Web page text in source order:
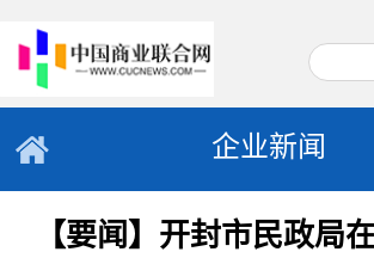
企业新闻
【要闻】开封市民政局